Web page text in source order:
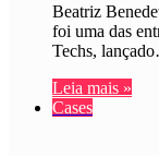
Beatriz
foi uma das
Techs,
Leia mais »
Cases